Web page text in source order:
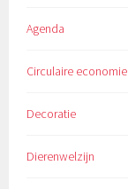
Agenda
Circulaire economie
Decoratie
Dierenwelzijn